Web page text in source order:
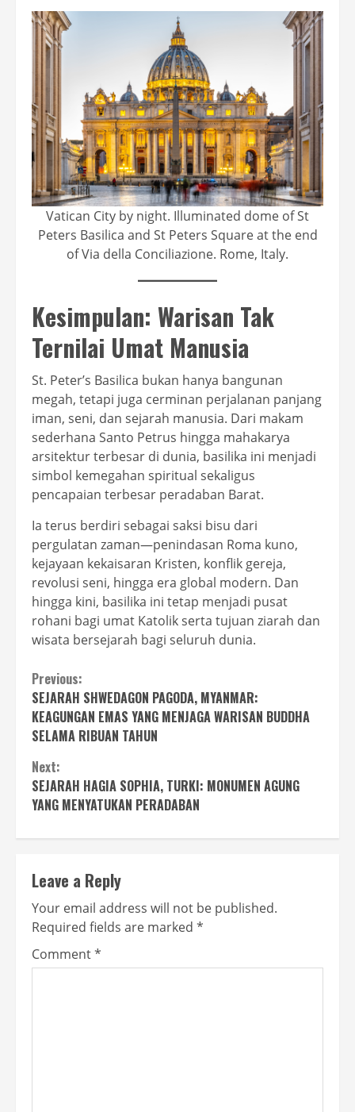
Vatican City by night. Illuminated dome of St
Peters Basilica and St Peters Square at the end
of Via della Conciliazione. Rome, Italy.
Kesimpulan: Warisan Tak
Ternilai Umat Manusia
St. Peter’s Basilica bukan hanya bangunan
megah, tetapi juga cerminan perjalanan panjang
iman, seni, dan sejarah manusia. Dari makam
sederhana Santo Petrus hingga mahakarya
arsitektur terbesar di dunia, basilika ini menjadi
simbol kemegahan spiritual sekaligus
pencapaian terbesar peradaban Barat.
Ia terus berdiri sebagai saksi bisu dari
pergulatan zaman—penindasan Roma kuno,
kejayaan kekaisaran Kristen, konflik gereja,
revolusi seni, hingga era global modern. Dan
hingga kini, basilika ini tetap menjadi pusat
rohani bagi umat Katolik serta tujuan ziarah dan
wisata bersejarah bagi seluruh dunia.
Continue
Reading
Previous:
SEJARAH SHWEDAGON PAGODA, MYANMAR:
KEAGUNGAN EMAS YANG MENJAGA WARISAN BUDDHA
SELAMA RIBUAN TAHUN
Next:
SEJARAH HAGIA SOPHIA, TURKI: MONUMEN AGUNG
YANG MENYATUKAN PERADABAN
Leave a Reply
Your email address will not be published.
Required fields are marked *
Comment*